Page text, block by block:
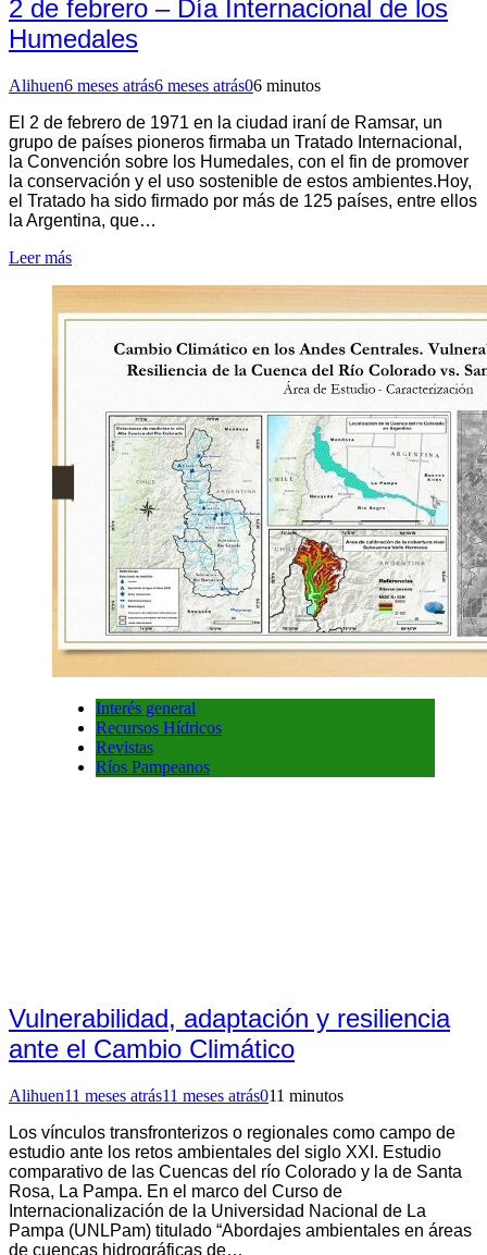
2 de febrero – Día Internacional de los
Humedales
Alihuen6 meses atrás6 meses atrás06 minutos
El 2 de febrero de 1971 en la ciudad iraní de Ramsar, un
grupo de países pioneros firmaba un Tratado Internacional,
la Convención sobre los Humedales, con el fin de promover
la conservación y el uso sostenible de estos ambientes.Hoy,
el Tratado ha sido firmado por más de 125 países, entre ellos
la Argentina, que…
Leer más
Interés general
Recursos Hídricos
Revistas
Ríos Pampeanos
Vulnerabilidad, adaptación y resiliencia
ante el Cambio Climático
Alihuen11 meses atrás11 meses atrás011 minutos
Los vínculos transfronterizos o regionales como campo de
estudio ante los retos ambientales del siglo XXI. Estudio
comparativo de las Cuencas del río Colorado y la de Santa
Rosa, La Pampa. En el marco del Curso de
Internacionalización de la Universidad Nacional de La
Pampa (UNLPam) titulado “Abordajes ambientales en áreas
de cuencas hidrográficas de…